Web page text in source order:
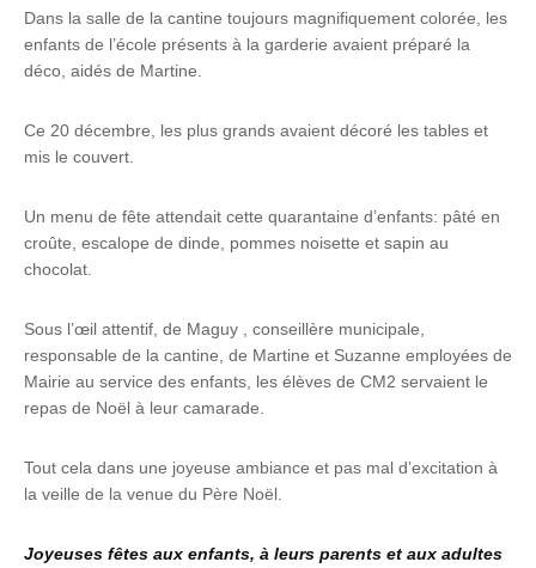
Dans la salle de la cantine toujours magnifiquement colorée, les
enfants de l’école présents à la garderie avaient préparé la
déco, aidés de Martine.
Ce 20 décembre, les plus grands avaient décoré les tables et
mis le couvert.
Un menu de fête attendait cette quarantaine d’enfants: pâté en
croûte, escalope de dinde, pommes noisette et sapin au
chocolat.
Sous l’œil attentif, de Maguy , conseillère municipale,
responsable de la cantine, de Martine et Suzanne employées de
Mairie au service des enfants, les élèves de CM2 servaient le
repas de Noël à leur camarade.
Tout cela dans une joyeuse ambiance et pas mal d’excitation à
la veille de la venue du Père Noël.
Joyeuses fêtes aux enfants, à leurs parents et aux adultes